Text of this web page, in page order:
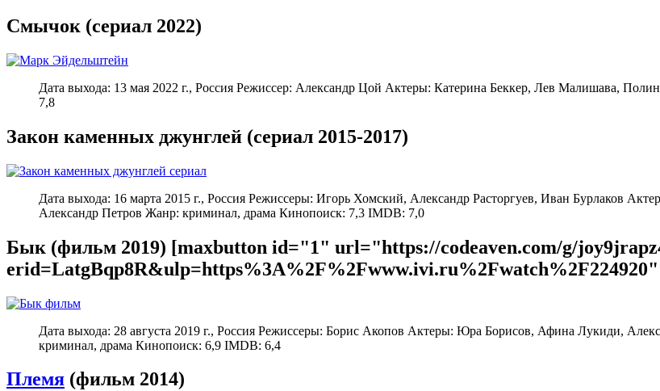
Смычок (сериал 2022)
Дата выхода: 13 мая 2022 г., Россия Режиссер: Александр Цой Актеры: Катерина Беккер, Лев Малишава,
7,8
Закон каменных джунглей (сериал 2015-2017)
Дата выхода: 16 марта 2015 г., Россия Режиссеры: Игорь Хомский, Александр Расторгуев, Иван Бурлаков
Александр Петров Жанр: криминал, драма Кинопоиск: 7,3 IMDB: 7,0
Бык (фильм 2019) [maxbutton id="1" url="https://codeaven.com/g/
Дата выхода: 28 августа 2019 г., Россия Режиссеры: Борис Акопов Актеры: Юра Борисов, Афина Лукиди,
криминал, драма Кинопоиск: 6,9 IMDB: 6,4
Племя (фильм 2014)